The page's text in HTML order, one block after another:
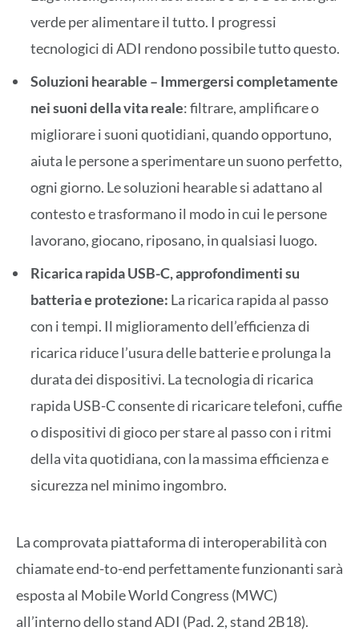
verde per alimentare il tutto. I progressi
tecnologici di ADI rendono possibile tutto questo.
Soluzioni hearable – Immergersi completamente
nei suoni della vita reale: filtrare, amplificare o
migliorare i suoni quotidiani, quando opportuno,
aiuta le persone a sperimentare un suono perfetto,
ogni giorno. Le soluzioni hearable si adattano al
contesto e trasformano il modo in cui le persone
lavorano, giocano, riposano, in qualsiasi luogo.
Ricarica rapida USB-C, approfondimenti su
batteria e protezione: La ricarica rapida al passo
con i tempi. Il miglioramento dell’efficienza di
ricarica riduce l’usura delle batterie e prolunga la
durata dei dispositivi. La tecnologia di ricarica
rapida USB-C consente di ricaricare telefoni, cuffie
o dispositivi di gioco per stare al passo con i ritmi
della vita quotidiana, con la massima efficienza e
sicurezza nel minimo ingombro.
La comprovata piattaforma di interoperabilità con
chiamate end-to-end perfettamente funzionanti sarà
esposta al Mobile World Congress (MWC)
all’interno dello stand ADI (Pad. 2, stand 2B18).